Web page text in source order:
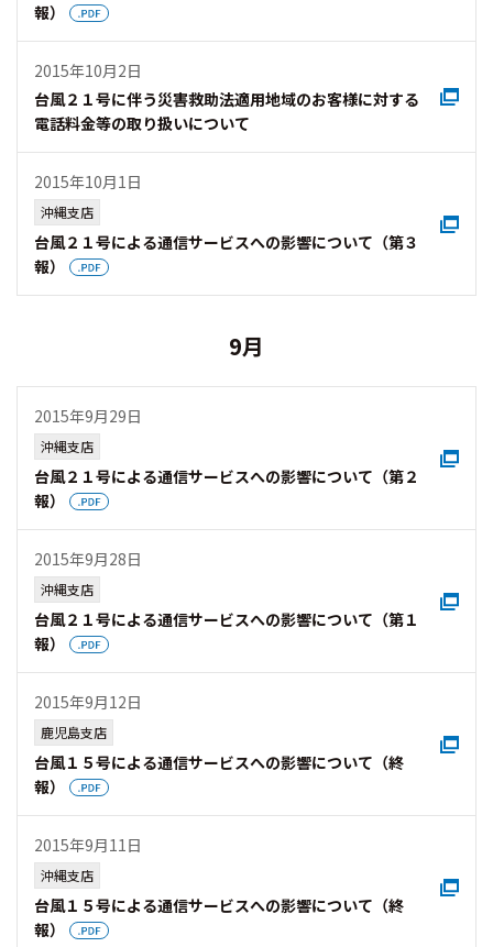
報）
2015年10月2日
台風２１号に伴う災害救助法適用地域のお客様に対する
電話料金等の取り扱いについて
2015年10月1日
沖縄支店
台風２１号による通信サービスへの影響について（第３
報）
9月
2015年9月29日
沖縄支店
台風２１号による通信サービスへの影響について（第２
報）
2015年9月28日
沖縄支店
台風２１号による通信サービスへの影響について（第１
報）
2015年9月12日
鹿児島支店
台風１５号による通信サービスへの影響について（終
報）
2015年9月11日
沖縄支店
台風１５号による通信サービスへの影響について（終
報）